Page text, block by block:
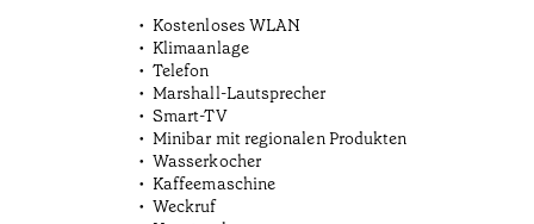
Kostenloses WLAN
Klimaanlage
Telefon
Marshall-Lautsprecher
Smart-TV
Minibar mit regionalen Produkten
Wasserkocher
Kaffeemaschine
Weckruf